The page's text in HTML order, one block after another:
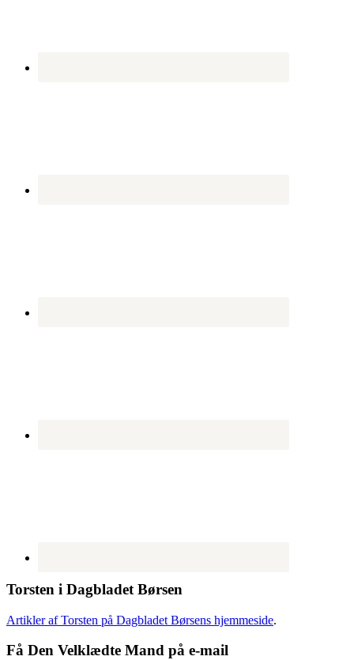
Torsten i Dagbladet Børsen
Artikler af Torsten på Dagbladet Børsens hjemmeside.
Få Den Velklædte Mand på e-mail